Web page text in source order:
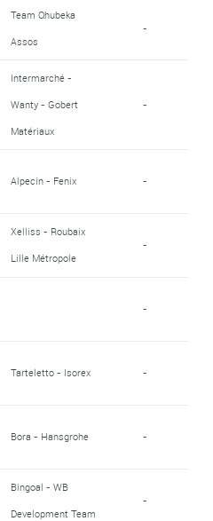
Team Qhubeka
Assos
-
Intermarché -
Wanty - Gobert
Matériaux
-
Alpecin - Fenix -
Xelliss - Roubaix
Lille Métropole
-
-
Tarteletto - Isorex -
Bora - Hansgrohe -
Bingoal - WB
Development Team
-